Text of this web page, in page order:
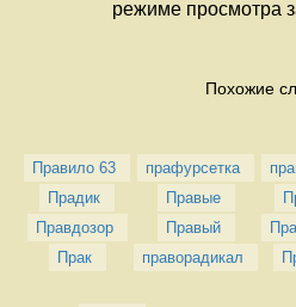
режиме просмотра
Похожие
Правило 63
Прадик
Правдозор
Прак
прафурсетка
Правые
Правый
праворадикал